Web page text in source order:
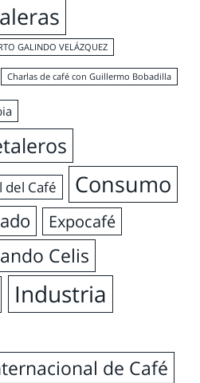
GALINDO VELÁZQUEZ
Charlas de café con Guillermo Bobadilla
del Café Consumo
Expocafé
Celis
Industria
de Café